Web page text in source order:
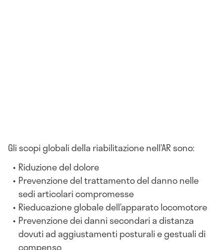
Gli scopi globali della riabilitazione nell’AR sono:
Riduzione del dolore
Prevenzione del trattamento del danno nelle
sedi articolari compromesse
Rieducazione globale dell’apparato locomotore
Prevenzione dei danni secondari a distanza
dovuti ad aggiustamenti posturali e gestuali di
compenso